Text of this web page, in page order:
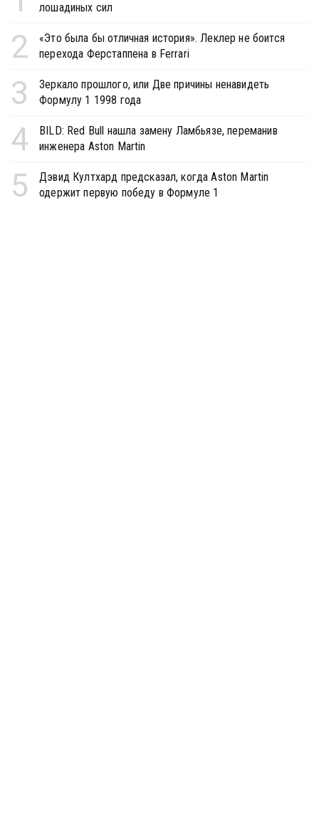
лошадиных сил
2
«Это была бы отличная история». Леклер не боится
перехода Ферстаппена в Ferrari
3
Зеркало прошлого, или Две причины ненавидеть
Формулу 1 1998 года
4
BILD: Red Bull нашла замену Ламбьязе, переманив
инженера Aston Martin
5
Дэвид Култхард предсказал, когда Aston Martin
одержит первую победу в Формуле 1